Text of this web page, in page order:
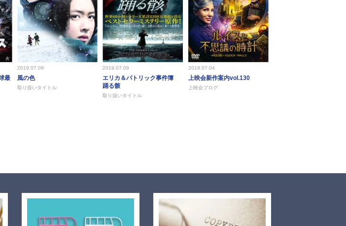
最
2019.07.09
風の色
取り扱いタイトル
2019.07.09
エリカ＆パトリック事件簿
踊る骸
取り扱いタイトル
2019.07.04
上映会新作案内vol.130
上映会ブログ